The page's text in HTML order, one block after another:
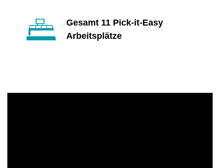
Gesamt 11 Pick-it-Easy
Arbeitsplätze